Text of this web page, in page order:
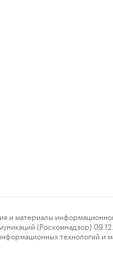
информационного
(Роскомнадзор)
технологий